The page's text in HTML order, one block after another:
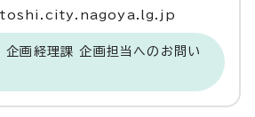
企画経理課 企画担当へのお問い